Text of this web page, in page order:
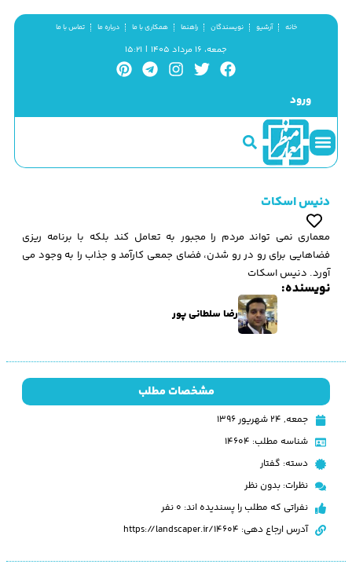
خانه آرشیو نویسندگان راهنما همکاری با ما درباره ما تماس با ما
جمعه، ۱۶ مرداد ۱۴۰۵ | ۱۵:۲۱
ورود
دنیس اسکات
معماری نمی تواند مردم را مجبور به تعامل كند بلكه با برنامه ريزی
فضاهايی براي رو در رو شدن، فضای جمعي كارآمد و جذاب را به وجود مي
آورد. دنیس اسکات
نویسنده:
رضا سلطانی پور
مشخصات مطلب
جمعه, ۲۴ شهریور ۱۳۹۶
شناسه مطلب: 14604
دسته: گفتار
نظرات: بدون نظر
نفراتی که مطلب را پسندیده اند: 0 نفر
آدرس ارجاع دهی: https://landscaper.ir/14604